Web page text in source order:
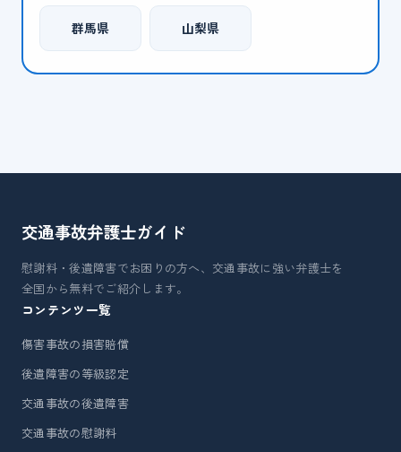
群馬県 山梨県
交通事故弁護士ガイド
慰謝料・後遺障害でお困りの方へ、交通事故に強い弁護士を
全国から無料でご紹介します。
コンテンツ一覧
傷害事故の損害賠償
後遺障害の等級認定
交通事故の後遺障害
交通事故の慰謝料